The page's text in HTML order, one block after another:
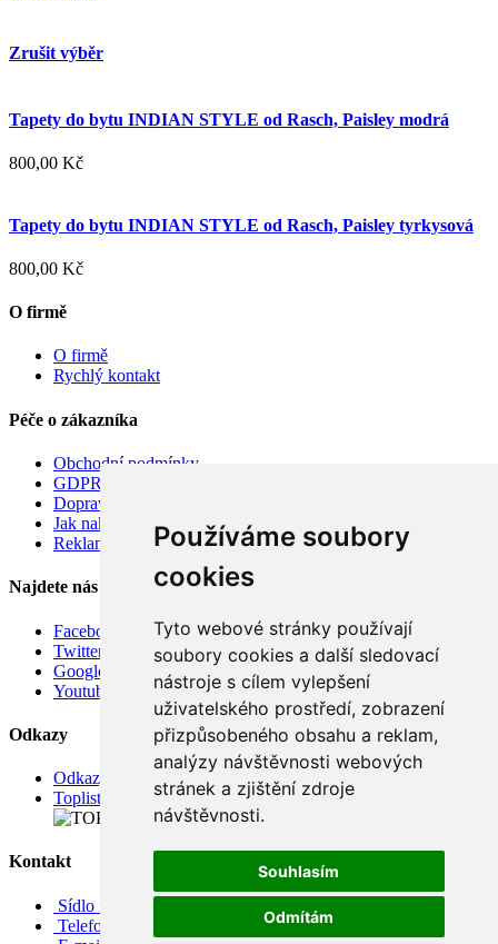
Používáme soubory
cookies
Tyto webové stránky používají
soubory cookies a další sledovací
nástroje s cílem vylepšení
uživatelského prostředí, zobrazení
přizpůsobeného obsahu a reklam,
analýzy návštěvnosti webových
stránek a zjištění zdroje
návštěvnosti.
Souhlasím
Odmítám
Zrušit výběr
Tapety do bytu INDIAN STYLE od Rasch, Paisley modrá
800,00 Kč
Tapety do bytu INDIAN STYLE od Rasch, Paisley tyrkysová
800,00 Kč
O firmě
O firmě
Rychlý kontakt
Péče o zákazníka
Obchodní podmínky
GDPR
Doprava
Jak nakupovat
Reklamace
Najdete nás
Facebook
Twitter
Google
Youtube
Odkazy
Odkazy
Toplist
Kontakt
Sídlo firmy: Boženy Němcové 739/1, Svitavy 568 02, CZ
Telefon: +420 608 449 590